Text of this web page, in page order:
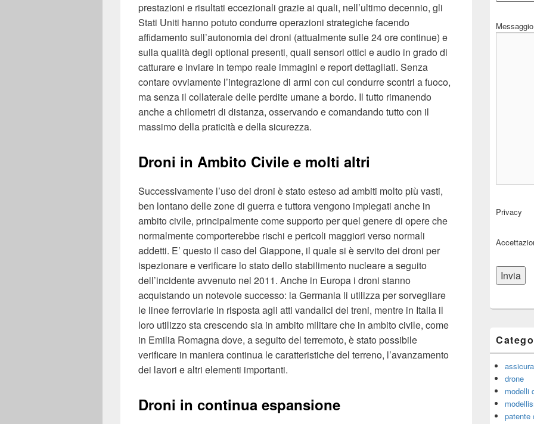
prestazioni e risultati eccezionali grazie ai quali, nell’ultimo decennio, gli
Stati Uniti hanno potuto condurre operazioni strategiche facendo
affidamento sull’autonomia dei droni (attualmente sulle 24 ore continue) e
sulla qualità degli optional presenti, quali sensori ottici e audio in grado di
catturare e inviare in tempo reale immagini e report dettagliati. Senza
contare ovviamente l’integrazione di armi con cui condurre scontri a fuoco,
ma senza il collaterale delle perdite umane a bordo. Il tutto rimanendo
anche a chilometri di distanza, osservando e comandando tutto con il
massimo della praticità e della sicurezza.
Droni in Ambito Civile e molti altri
Successivamente l’uso dei droni è stato esteso ad ambiti molto più vasti,
ben lontano delle zone di guerra e tuttora vengono impiegati anche in
ambito civile, principalmente come supporto per quel genere di opere che
normalmente comporterebbe rischi e pericoli maggiori verso normali
addetti. E’ questo il caso del Giappone, il quale si è servito dei droni per
ispezionare e verificare lo stato dello stabilimento nucleare a seguito
dell’incidente avvenuto nel 2011. Anche in Europa i droni stanno
acquistando un notevole successo: la Germania li utilizza per sorvegliare
le linee ferroviarie in risposta agli atti vandalici dei treni, mentre in Italia il
loro utilizzo sta crescendo sia in ambito militare che in ambito civile, come
in Emilia Romagna dove, a seguito del terremoto, è stato possibile
verificare in maniera continua le caratteristiche del terreno, l’avanzamento
dei lavori e altri elementi importanti.
Droni in continua espansione
Messaggio
Privacy
drone
modelli
patente